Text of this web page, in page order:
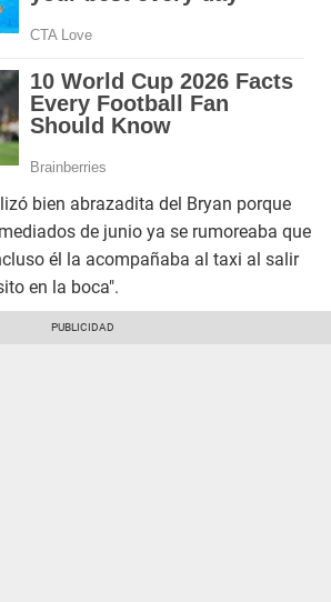
bien abrazadita del Bryan porque
de junio ya se rumoreaba que
él la acompañaba al taxi al salir
en la boca".